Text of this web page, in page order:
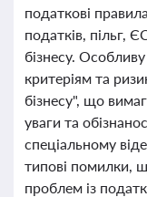
податкові
податків, пільг,
бізнесу.
критеріям та
бізнесу", що
уваги та
спеціальному
типові помилки,
проблем із